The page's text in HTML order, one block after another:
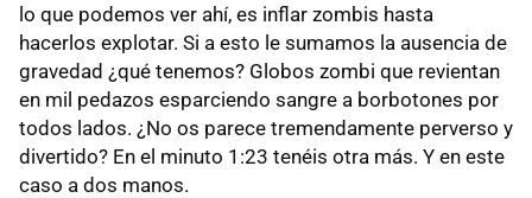
lo que podemos ver ahí, es inflar zombis hasta
hacerlos explotar. Si a esto le sumamos la ausencia de
gravedad ¿qué tenemos? Globos zombi que revientan
en mil pedazos esparciendo sangre a borbotones por
todos lados. ¿No os parece tremendamente perverso y
divertido? En el minuto 1:23 tenéis otra más. Y en este
caso a dos manos.